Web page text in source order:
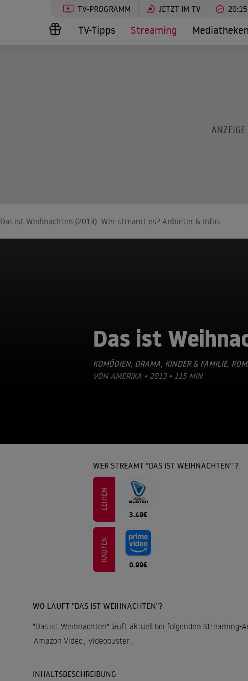
TV-PROGRAMM JETZT IM TV
TV-Tipps Streaming Mediatheken
Das ist Weihnachten (2013): Wer streamt es? Anbieter & Infos
Das ist
KOMÖDIEN, DRAMA, KINDER & FAMILIE,
VON AMERIKA • 2013 • 115 MIN
WER STREAMT "DAS IST WEIHNACHTEN" ?
LEIHEN
3.49€
KAUFEN
0.99€
WO LÄUFT "DAS IST WEIHNACHTEN"?
"Das ist Weihnachten" läuft aktuell bei folgenden Streaming-
Amazon Video , Videobuster.
INHALTSBESCHREIBUNG